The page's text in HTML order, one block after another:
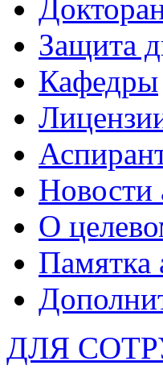
Защита
Кафедры
Новости
О
Памятка
ДЛЯ